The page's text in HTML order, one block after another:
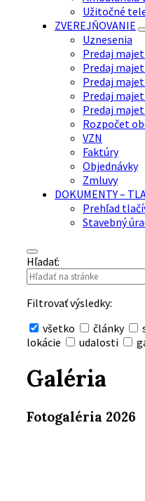
Užitočné
ZVEREJŇOVANIE
Uznesenia
Predaj
Predaj
Predaj
Predaj
Predaj
Rozpočet
VZN
Faktúry
Objednávky
Zmluvy
DOKUMENTY –
Prehľad
Stavebný
Hľadať:
Filtrovať výsledky:
všetko
články
lokácie
udalosti
vyhľadávanie
Galéria
Fotogaléria 2026